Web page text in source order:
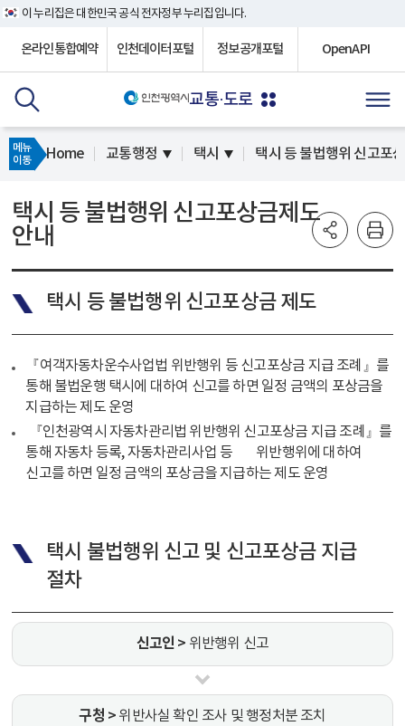
이 누리집은 대한민국 공식 전자정부 누리집입니다.
온라인통합예약 인천데이터포털 정보공개포털 OpenAPI
교통·도로
메뉴
이동
Home 교통행정 택시 택시 등 불법행위 신고포
택시 등 불법행위 신고포상금제도
안내
택시 등 불법행위 신고포상금 제도
『여객자동차운수사업법 위반행위 등 신고포상금 지급 조례』를
통해 불법운행 택시에 대하여 신고를 하면 일정 금액의 포상금을
지급하는 제도 운영
『인천광역시 자동차관리법 위반행위 신고포상금 지급 조례』를
통해 자동차 등록, 자동차관리사업 등 위반행위에 대하여
신고를 하면 일정 금액의 포상금을 지급하는 제도 운영
택시 불법행위 신고 및 신고포상금 지급
절차
신고인 > 위반행위 신고
구청 > 위반사실 확인 조사 및 행정처분 조치